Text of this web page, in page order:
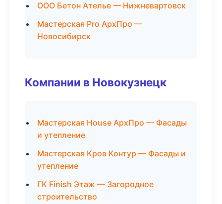
ООО Бетон Ателье — Нижневартовск
Мастерская Pro АрхПро —
Новосибирск
Компании в Новокузнецк
Мастерская House АрхПро — Фасады
и утепление
Мастерская Кров Контур — Фасады и
утепление
ГК Finish Этаж — Загородное
строительство